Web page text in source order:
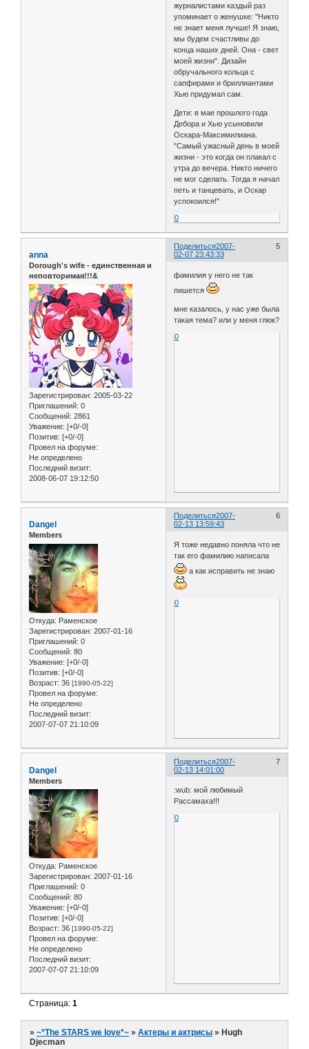
журналистами каздый раз
упоминает о женушке: "Никто
не знает меня лучше! Я знаю,
мы будем счастливы до
конца наших дней. Она - свет
моей жизни". Дизайн
обручального кольца с
сапфирами и бриллиантами
Хью придумал сам.
Дети: в мае прошлого года
Дебора и Хью усыновили
Оскара-Максимилиана.
"Самый ужасный день в моей
жизни - это когда он плакал с
утра до вечера. Никто ничего
не мог сделать. Тогда я начал
петь и танцевать, и Оскар
успокоился!"
0
Поделиться 5
2007-
02-07 23:43:33
anna
Dorough's wife - единственная и
неповторимая!!!&
Зарегистрирован: 2005-03-22
Приглашений: 0
Сообщений: 2861
Уважение: [+0/-0]
Позитив: [+0/-0]
Провел на форуме:
Не определено
Последний визит:
2008-06-07 19:12:50
фамилия у него не так
пишется
мне казалось, у нас уже была
такая тема? или у меня глюк?
0
Поделиться 6
2007-
02-13 13:59:43
Dangel
Members
Откуда: Раменское
Зарегистрирован: 2007-01-16
Приглашений: 0
Сообщений: 80
Уважение: [+0/-0]
Позитив: [+0/-0]
Возраст: 36 [1990-05-22]
Провел на форуме:
Не определено
Последний визит:
2007-07-07 21:10:09
Я тоже недавно поняла что не
так его фамилию написала
а как исправить не знаю
0
Поделиться 7
2007-
02-13 14:01:00
Dangel
Members
Откуда: Раменское
Зарегистрирован: 2007-01-16
Приглашений: 0
Сообщений: 80
Уважение: [+0/-0]
Позитив: [+0/-0]
Возраст: 36 [1990-05-22]
Провел на форуме:
Не определено
Последний визит:
2007-07-07 21:10:09
:wub: мой любимый
Рассамаха!!!
0
Страница:1
»~*The STARS we love*~ »Актеры и актрисы »Hugh
Djecman